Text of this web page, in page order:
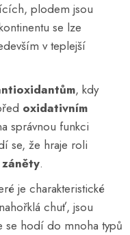
plodem jsou
se lze
v teplejší
, kdy
oxidativním
správnou funkci
se, že hraje roli
záněty.
je charakteristické
chuť, jsou
se hodí do mnoha typů